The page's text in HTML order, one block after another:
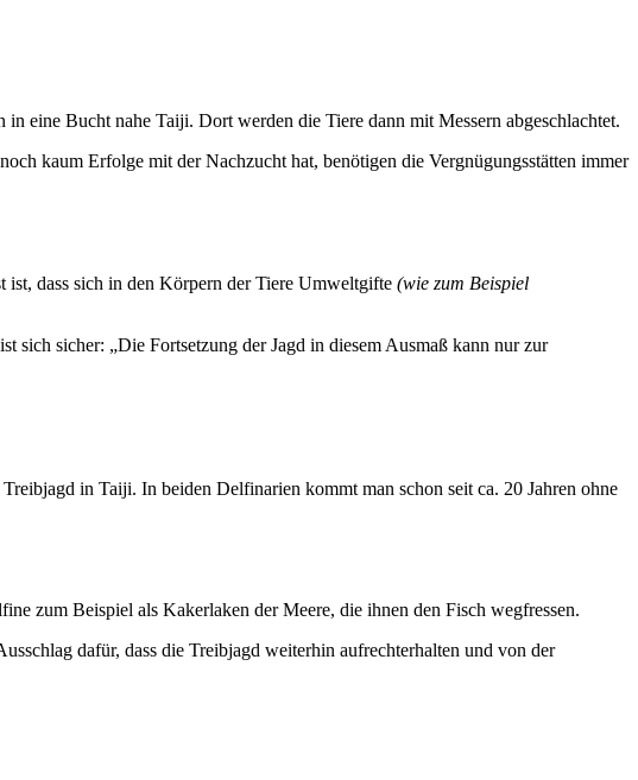
eine Bucht nahe Taiji. Dort werden die Tiere dann mit Messern abgeschlachtet.
kaum Erfolge mit der Nachzucht hat, benötigen die Vergnügungsstätten immer
dass sich in den Körpern der Tiere Umweltgifte (wie zum Beispiel
sicher: „Die Fortsetzung der Jagd in diesem Ausmaß kann nur zur
in Taiji. In beiden Delfinarien kommt man schon seit ca. 20 Jahren ohne
zum Beispiel als Kakerlaken der Meere, die ihnen den Fisch wegfressen.
dafür, dass die Treibjagd weiterhin aufrechterhalten und von der